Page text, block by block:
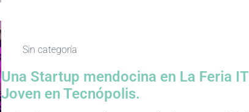
Sin categoría
Una Startup mendocina en La Feria IT
Joven en Tecnópolis.